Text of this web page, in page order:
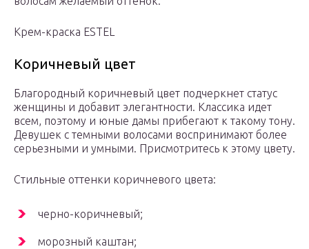
Крем-краска ESTEL
Коричневый цвет
Благородный коричневый цвет подчеркнет статус
женщины и добавит элегантности. Классика идет
всем, поэтому и юные дамы прибегают к такому тону.
Девушек с темными волосами воспринимают более
серьезными и умными. Присмотритесь к этому цвету.
Стильные оттенки коричневого цвета:
черно-коричневый;
морозный каштан;